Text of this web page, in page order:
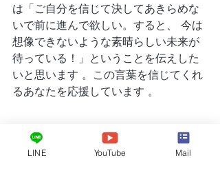
は「ご自分を信じて決してあきらめな
いで前に進んで欲しい。すると、 今は
想像できないような素晴らしい未来が
待っている！」ということを伝えした
いと思います 。この言葉を信じてくれ
るあなたを応援しています 。
https://youtu.be/_G2x1-h2uik
LINE YouTube Mail